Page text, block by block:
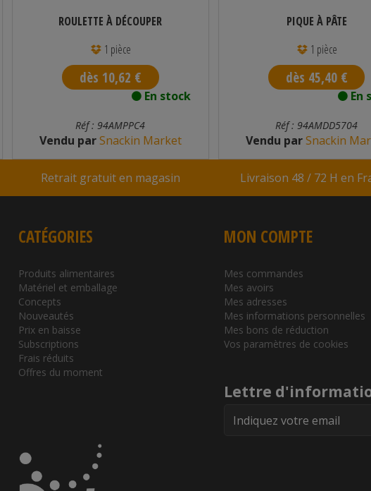
ROULETTE À DÉCOUPER
1 pièce
dès 10,62 €
En stock
Réf : 94AMPPC4
Vendu parSnackin Market
PIQUE À PÂTE
1 pièce
dès 45,40 €
En
Réf : 94AMDD5704
Vendu parSnackin
Retrait gratuit en magasin Livraison 48 / 72 H en
CATÉGORIES
Produits alimentaires
Matériel et emballage
Concepts
Nouveautés
Prix en baisse
Subscriptions
Frais réduits
Offres du moment
MON COMPTE
Mes commandes
Mes avoirs
Mes adresses
Mes informations personnelles
Mes bons de réduction
Vos paramètres de cookies
Lettre